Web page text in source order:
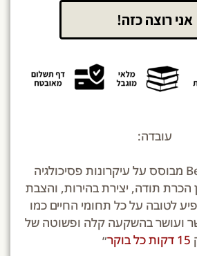
אני רוצה כזה!
עובדה:
״היומן Be Journal מבוסס על עיקרונות פסיכולגיה
הכרת תודה, יצירת בהירות, והצבת
לטובה על כל תחומי החיים כמו
ועושר בהשקעה קלה ופשוטה של
15 דקות כל בוקר ״